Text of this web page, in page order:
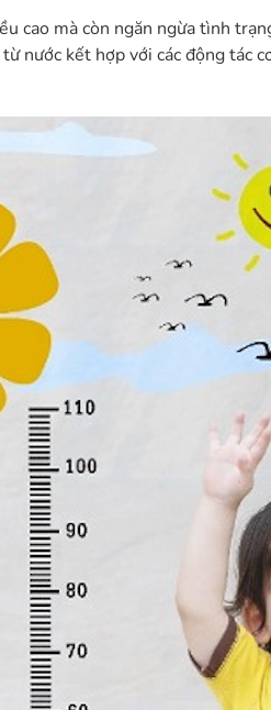
cao mà còn ngăn ngừa tình
nước kết hợp với các động tác